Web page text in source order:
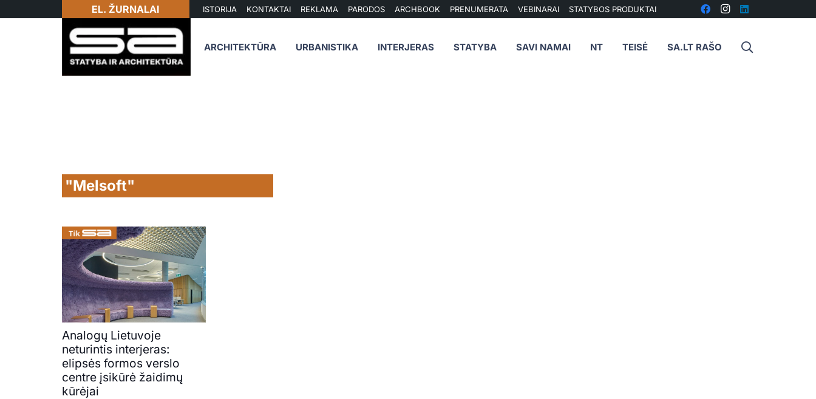
EL. ŽURNALAI ISTORIJA KONTAKTAI REKLAMA PARODOS ARCHBOOK PRENUMERATA VEBINARAI STATYBOS PRODUKTAI
ARCHITEKTŪRA URBANISTIKA INTERJERAS STATYBA SAVI NAMAI NT TEISĖ SA.LT RAŠO
"Melsoft"
Analogų Lietuvoje
neturintis interjeras:
elipsės formos verslo
centre įsikūrė žaidimų
kūrėjai